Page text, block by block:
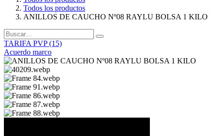
Todos los productos
ANILLOS DE CAUCHO Nº08 RAYLU BOLSA 1 KILO
TARIFA PVP (15)
Acuerdo marco